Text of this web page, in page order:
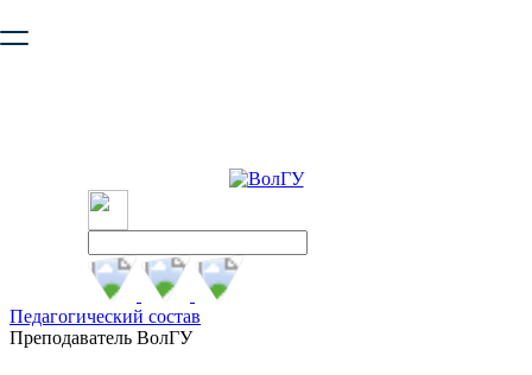
безопасную работу с сайтом. Пожалуйста
Педагогический состав
Преподаватель ВолГУ